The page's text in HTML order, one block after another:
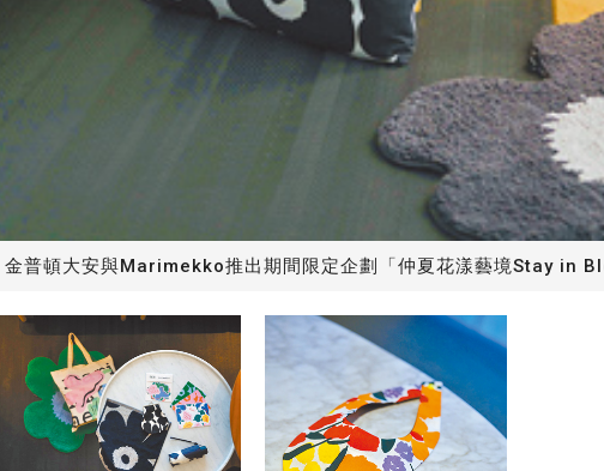
金普頓大安與Marimekko推出期間限定企劃「仲夏花漾藝境Stay in